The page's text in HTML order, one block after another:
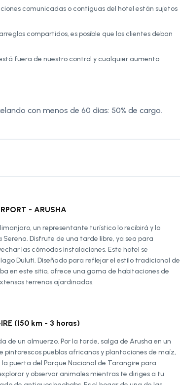
comunicadas o contiguas del hotel están sujetos
compartidos, es posible que los clientes deban
fuera de nuestro control y cualquier aumento
con menos de 60 días: 50% de cargo.
- ARUSHA
un representante turístico lo recibirá y lo
Disfrute de una tarde libre, ya sea para
las cómodas instalaciones. Este hotel se
Duluti. Diseñado para reflejar el estilo tradicional de
en este sitio, ofrece una gama de habitaciones de
terrenos ajardinados.
(150 km - 3 horas)
de un almuerzo. Por la tarde, salga de Arusha en un
pueblos africanos y plantaciones de maíz,
puerta del Parque Nacional de Tarangire para
y observar animales mientras te diriges a tu